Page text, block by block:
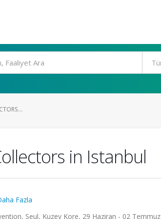
in Istanbul
Fazla
Seul, Kuzey Kore, 29 Haziran - 02 Temmuz